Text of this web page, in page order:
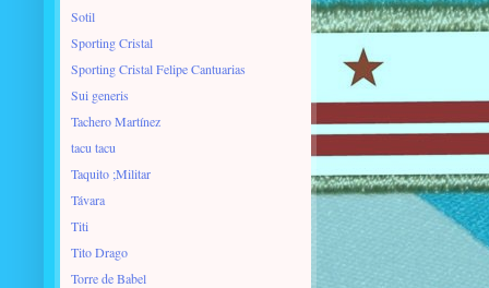
Sotil
Sporting Cristal
Sporting Cristal Felipe Cantuarias
Sui generis
Tachero Martínez
tacu tacu
Taquito ;Militar
Távara
Titi
Tito Drago
Torre de Babel